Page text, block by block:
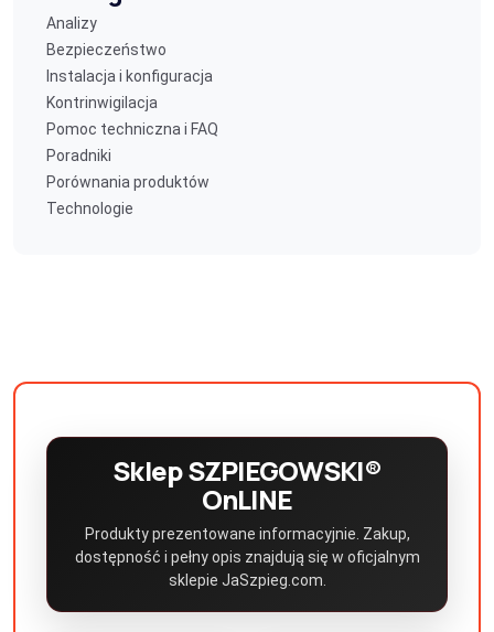
Analizy
Bezpieczeństwo
Instalacja i konfiguracja
Kontrinwigilacja
Pomoc techniczna i FAQ
Poradniki
Porównania produktów
Technologie
Sklep SZPIEGOWSKI®
OnLINE
Produkty prezentowane informacyjnie. Zakup,
dostępność i pełny opis znajdują się w oficjalnym
sklepie JaSzpieg.com.